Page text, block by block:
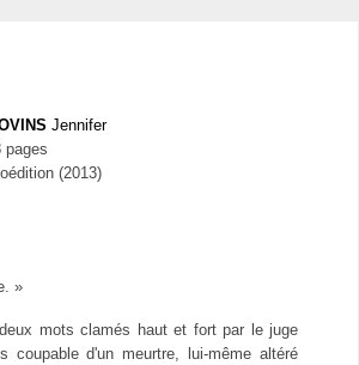
Jennifer
pages
(2013)
»
mots clamés haut et fort par le juge
coupable d'un meurtre, lui-même altéré